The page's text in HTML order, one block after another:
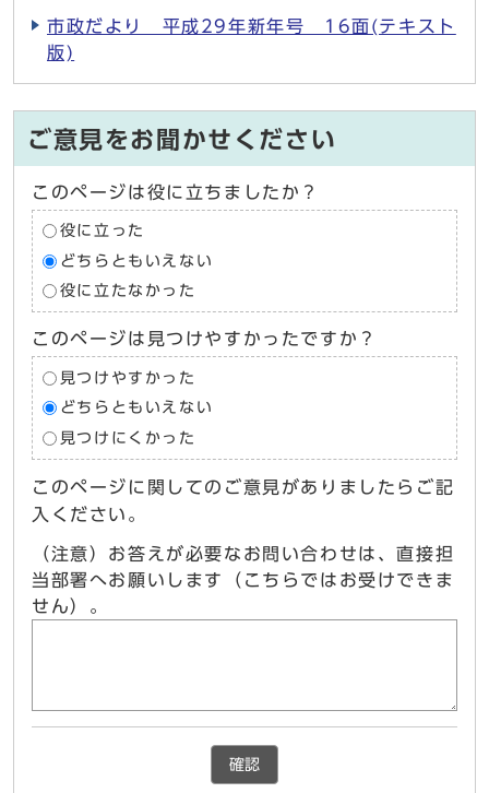
市政だより 平成29年新年号 16面(テキスト
版)
ご意見をお聞かせください
このページは役に立ちましたか？
役に立った
どちらともいえない
役に立たなかった
このページは見つけやすかったですか？
見つけやすかった
どちらともいえない
見つけにくかった
このページに関してのご意見がありましたらご記
入ください。
（注意）お答えが必要なお問い合わせは、直接担
当部署へお願いします（こちらではお受けできま
せん）。
確認